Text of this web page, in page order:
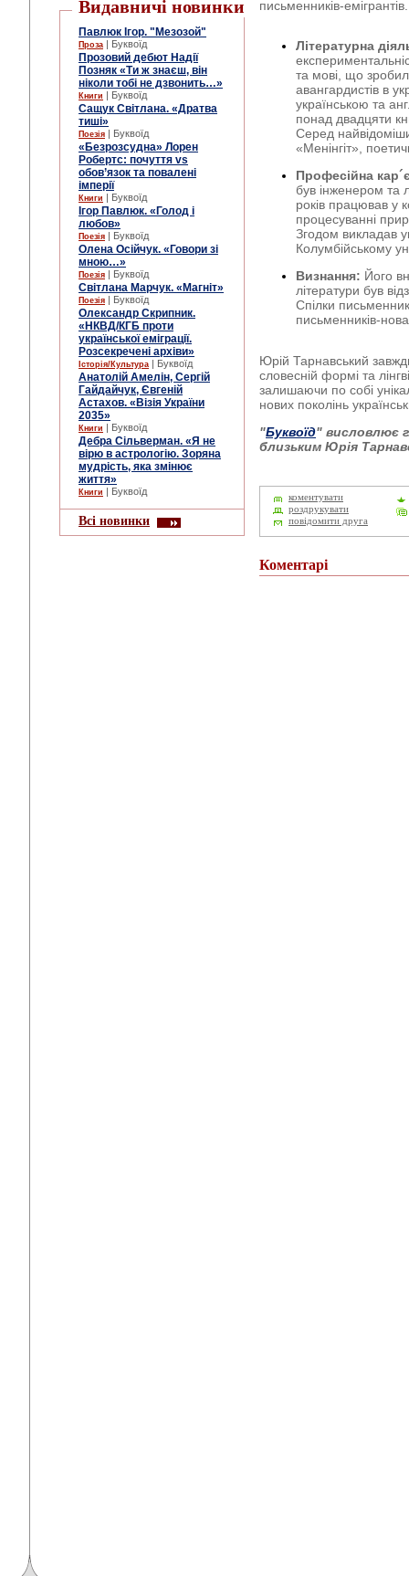
Видавничі новинки
Павлюк Ігор. "Мезозой"
Проза | Буквоїд
Прозовий дебют Надії
Позняк «Ти ж знаєш, він
ніколи тобі не дзвонить…»
Книги | Буквоїд
Сащук Світлана. «Дратва
тиші»
Поезія | Буквоїд
«Безрозсудна» Лорен
Робертс: почуття vs
обов’язок та повалені
імперії
Книги | Буквоїд
Ігор Павлюк. «Голод і
любов»
Поезія | Буквоїд
Олена Осійчук. «Говори зі
мною…»
Поезія | Буквоїд
Світлана Марчук. «Магніт»
Поезія | Буквоїд
Олександр Скрипник.
«НКВД/КГБ проти
української еміграції.
Розсекречені архіви»
Історія/Культура | Буквоїд
Анатолій Амелін, Сергій
Гайдайчук, Євгеній
Астахов. «Візія України
2035»
Книги | Буквоїд
Дебра Сільверман. «Я не
вірю в астрологію. Зоряна
мудрість, яка змінює
життя»
Книги | Буквоїд
Всі новинки
письменників-емігрантів.
Літературна
та мові, що
авангардистів в
українською та
понад двадцяти
Серед
«Менінгіт»,
Професійна
був інженером та
років працював у
процесуванні
Згодом викладав
Колумбійському
Визнання: Його
літератури був
Спілки
письменників-
Юрій Тарнавський
словесній формі та
залишаючи по собі
нових поколінь
"Буквоїд" висловлює
близьким Юрія
коментувати
роздрукувати
повідомити друга
Коментарі